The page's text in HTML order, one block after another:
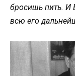
бросишь пить. И
всю его